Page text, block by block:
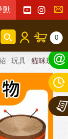
之影響，我
聯
我
們
0
玩具 貓咪玩具